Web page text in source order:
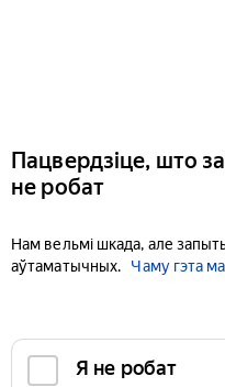
Пацвердзіце, што
не робат
Нам вельмі шкада, але
аўтаматычных.
Чаму гэта
Я не робат